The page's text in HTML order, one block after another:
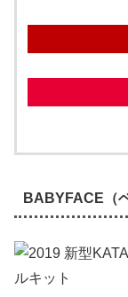
BABYFACE（